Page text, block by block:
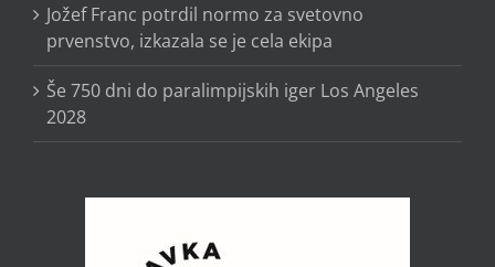
Jožef Franc potrdil normo za svetovno
prvenstvo, izkazala se je cela ekipa
Še 750 dni do paralimpijskih iger Los Angeles
2028